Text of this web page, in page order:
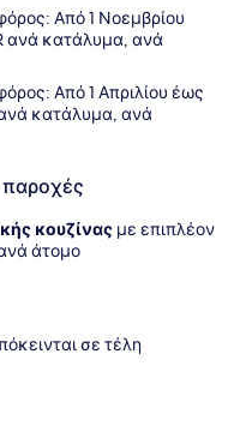
Από 1 Νοεμβρίου
ανά κατάλυμα, ανά
Από 1 Απριλίου έως
κατάλυμα, ανά
παροχές
κουζίνας με επιπλέον
άτομο
σε τέλη